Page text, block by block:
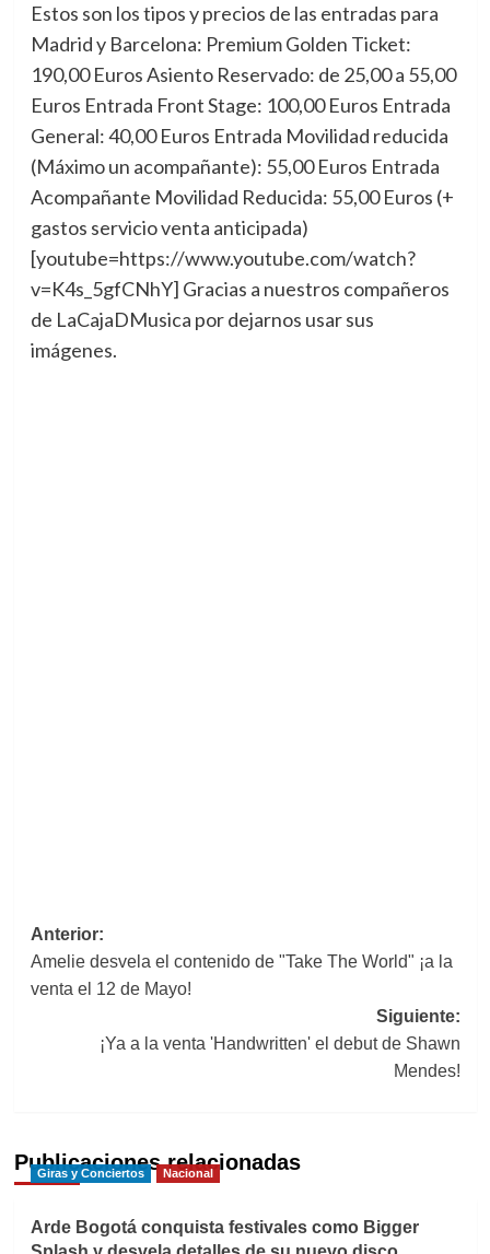
Estos son los tipos y precios de las entradas para
Madrid y Barcelona: Premium Golden Ticket:
190,00 Euros Asiento Reservado: de 25,00 a 55,00
Euros Entrada Front Stage: 100,00 Euros Entrada
General: 40,00 Euros Entrada Movilidad reducida
(Máximo un acompañante): 55,00 Euros Entrada
Acompañante Movilidad Reducida: 55,00 Euros (+
gastos servicio venta anticipada)
[youtube=https://www.youtube.com/watch?
v=K4s_5gfCNhY] Gracias a nuestros compañeros
de LaCajaDMusica por dejarnos usar sus
imágenes.
Navegación
de
Anterior:
Amelie desvela el contenido de "Take The World" ¡a la
venta el 12 de Mayo!
Siguiente:
¡Ya a la venta 'Handwritten' el debut de Shawn
Mendes!
Publicaciones relacionadas
Giras y Conciertos Nacional
Arde Bogotá conquista festivales como Bigger